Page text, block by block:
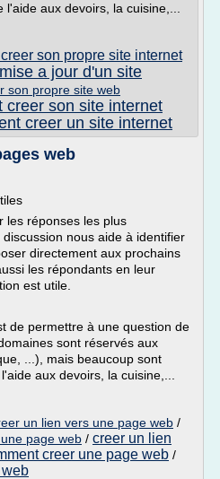
aux devoirs, la cuisine,...
son propre site internet
a jour d'un site
son propre site web
creer son site internet
creer un site internet
web
les réponses les plus
nous aide à identifier
directement aux prochains
les répondants en leur
est utile.
de permettre à une question de
sont réservés aux
...), mais beaucoup sont
aux devoirs, la cuisine,...
un lien vers une page web /
page web / creer un lien
creer une page web /